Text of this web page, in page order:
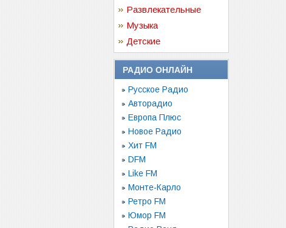
Развлекательные
Музыка
Детские
РАДИО ОНЛАЙН
Русское Радио
Авторадио
Европа Плюс
Новое Радио
Хит FM
DFM
Like FM
Монте-Карло
Ретро FM
Юмор FM